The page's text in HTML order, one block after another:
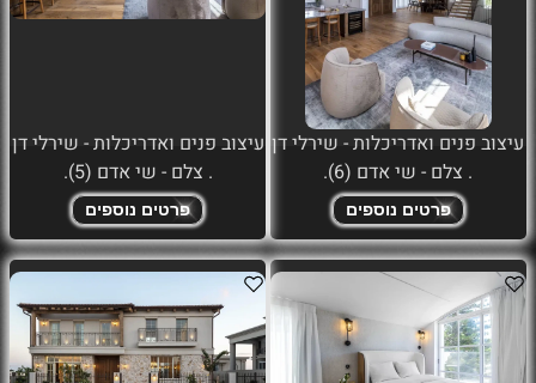
עיצוב פנים ואדריכלות - שירלי דן
. צלם - שי אדם (6).
פרטים נוספים
עיצוב פנים ואדריכלות - שירלי דן
. צלם - שי אדם (5).
פרטים נוספים